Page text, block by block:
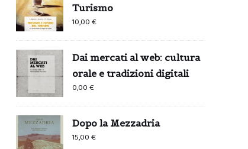
Turismo
10,00€
Dai mercati al web: cultura
orale e tradizioni digitali
0,00€
Dopo la Mezzadria
15,00€